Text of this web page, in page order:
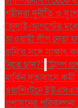
শহীদরা দুর্নীতি ও
"জুলাই-আগস্টের
আওয়ামী লীগ নেতা
রানি’র সঙ্গে সাক্ষাৎ
নিতে চান?" "ট্রাম্প
মার্কিন দূতাবাসে
ওয়াশিংটনে
প্রশাসনের পরিকল্পনা: